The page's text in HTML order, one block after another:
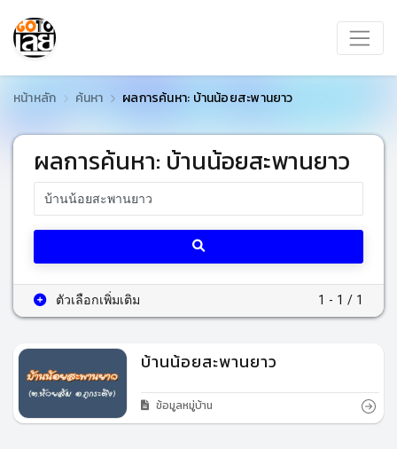
หน้าหลัก ค้นหา ผลการค้นหา: บ้านน้อยสะพานยาว
ผลการค้นหา: บ้านน้อยสะพานยาว
1 - 1 / 1
ตัวเลือกเพิ่มเติม
บ้านน้อยสะพานยาว
ข้อมูลหมู่บ้าน